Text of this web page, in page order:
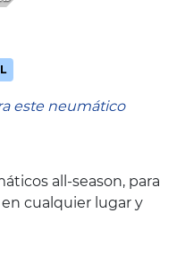
este neumático
all-season, para
cualquier lugar y